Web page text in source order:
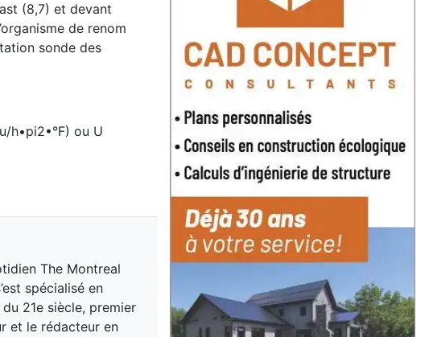
(8,7) et devant
de renom
sonde des
h•pi2•°F) ou U
The Montreal
spécialisé en
21e siècle, premier
et le rédacteur en